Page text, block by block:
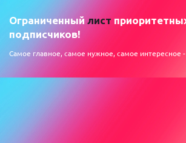
Ограниченный лист
подписчиков!
Самое главное, самое нужное, самое интересное